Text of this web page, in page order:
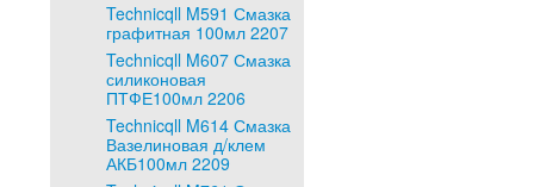
Technicqll M591 Смазка
графитная 100мл 2207
Technicqll M607 Смазка
силиконовая
ПТФЕ100мл 2206
Technicqll M614 Смазка
Вазелиновая д/клем
АКБ100мл 2209